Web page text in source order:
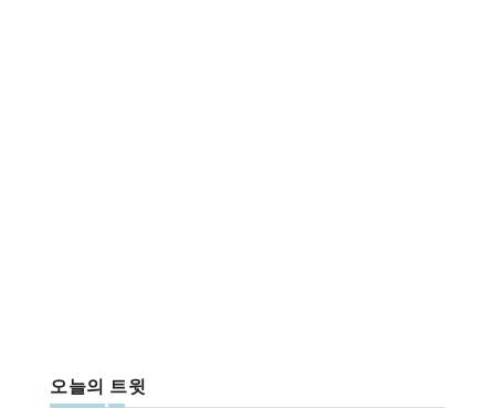
오늘의 트윗